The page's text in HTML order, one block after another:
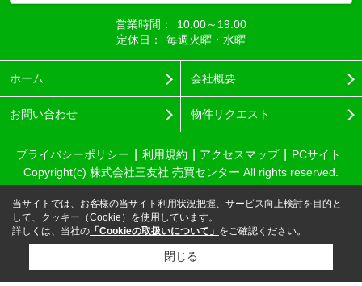
営業時間：
10:00～19:00
定休日：
毎週火曜・水曜
ホーム 会社概要
お問い合わせ 物件リクエスト
プライバシーポリシー 利用規約 アクセスマップ
PCサイト
Copyright(c) 株式会社三友社 売買センター All rights reserved.
当サイトでは、お客様の当サイト利用状況把握、サービス向上検討を目的と
して、クッキー（Cookie）を使用しています。
詳しくは、当社の 「Cookieの取扱いについて」 をご確認ください。
閉じる